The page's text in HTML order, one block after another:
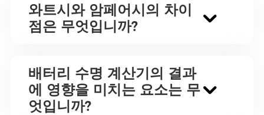
와트시와 암페어시의 차이
점은 무엇입니까?
배터리 수명 계산기의 결과
에 영향을 미치는 요소는 무
엇입니까?